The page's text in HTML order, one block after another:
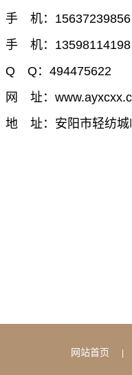
手 机：15637239856
手 机：13598114198
Q Q：494475622
网 址：
地 址：安阳市轻纺城
网站首页